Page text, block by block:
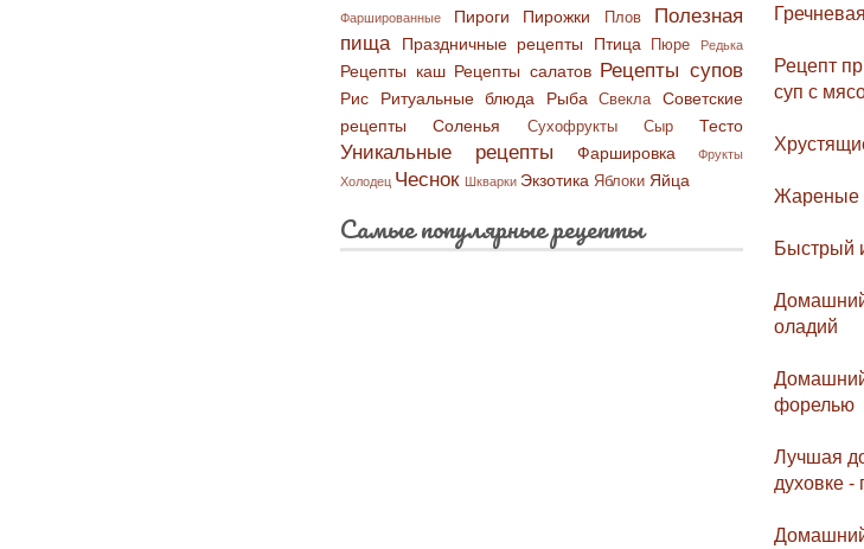
Рецепт
суп с
Жареные
Быстрый
оладий
Домашний
форелью
Лучшая
духовке -
Домашний
Фаршированные
Пироги Пирожки Плов
Полезная
пища
Праздничные рецепты Птица Пюре Редька
Рецепты каш Рецепты салатов Рецепты супов
Рис Ритуальные блюда Рыба Свекла
Советские
рецепты
Соленья Сухофрукты Сыр Тесто
Уникальные рецепты Фаршировка
Фрукты
Холодец Чеснок Шкварки Экзотика Яблоки Яйца
Самые популярные рецепты